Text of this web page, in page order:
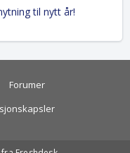
til nytt år!
Forumer